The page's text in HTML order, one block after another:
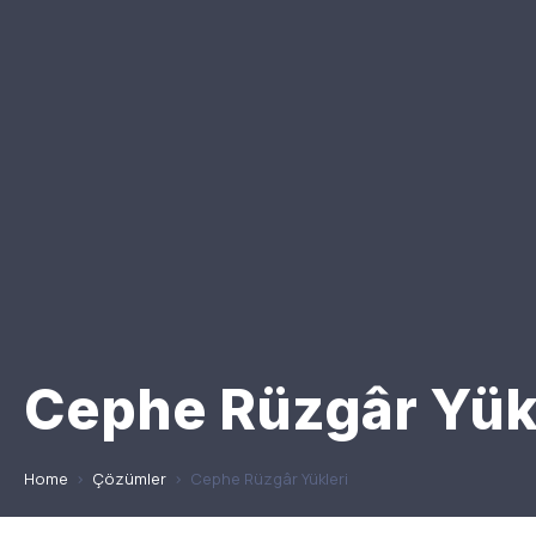
Cephe Rüzgâr
Home > Çözümler > Cephe Rüzgâr Yükleri